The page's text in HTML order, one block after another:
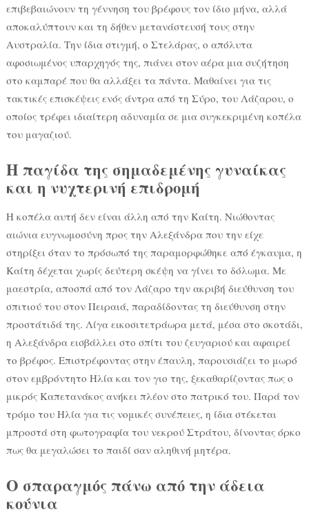
επιβεβαιώνουν τη γέννηση του βρέφους τον ίδιο μήνα, αλλά
αποκαλύπτουν και τη δήθεν μετανάστευσή τους στην
Αυστραλία. Την ίδια στιγμή, ο Στελάρας, ο απόλυτα
αφοσιωμένος υπαρχηγός της, πιάνει στον αέρα μια συζήτηση
στο καμπαρέ που θα αλλάξει τα πάντα. Μαθαίνει για τις
τακτικές επισκέψεις ενός άντρα από τη Σύρο, του Λάζαρου, ο
οποίος τρέφει ιδιαίτερη αδυναμία σε μια συγκεκριμένη κοπέλα
του μαγαζιού.
Η παγίδα της σημαδεμένης γυναίκας
και η νυχτερινή επιδρομή
Η κοπέλα αυτή δεν είναι άλλη από την Καίτη. Νιώθοντας
αιώνια ευγνωμοσύνη προς την Αλεξάνδρα που την είχε
στηρίξει όταν το πρόσωπό της παραμορφώθηκε από έγκαυμα, η
Καίτη δέχεται χωρίς δεύτερη σκέψη να γίνει το δόλωμα. Με
μαεστρία, αποσπά από τον Λάζαρο την ακριβή διεύθυνση του
σπιτιού του στον Πειραιά, παραδίδοντας τη διεύθυνση στην
προστάτιδά της. Λίγα εικοσιτετράωρα μετά, μέσα στο σκοτάδι,
η Αλεξάνδρα εισβάλλει στο σπίτι του ζευγαριού και αφαιρεί
το βρέφος. Επιστρέφοντας στην έπαυλη, παρουσιάζει το μωρό
στον εμβρόντητο Ηλία και τον γιο της, ξεκαθαρίζοντας πως ο
μικρός Καπετανάκος ανήκει πλέον στο πατρικό του. Παρά τον
τρόμο του Ηλία για τις νομικές συνέπειες, η ίδια στέκεται
μπροστά στη φωτογραφία του νεκρού Στράτου, δίνοντας όρκο
πως θα μεγαλώσει το παιδί σαν αληθινή μητέρα.
Ο σπαραγμός πάνω από την άδεια
κούνια